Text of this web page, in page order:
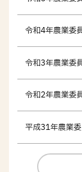
令和4年農業委
令和3年農業委
令和2年農業委
平成31年農業